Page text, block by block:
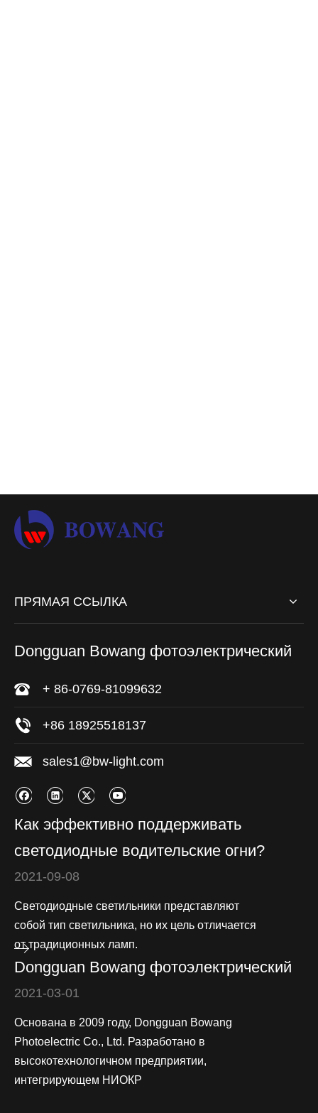
ПРЯМАЯ ССЫЛКА
Dongguan Bowang фотоэлектрический
+ 86-0769-81099632
+86 18925518137
sales1@bw-light.com
Как эффективно поддерживать
светодиодные водительские огни?
2021-09-08
Светодиодные светильники представляют
собой тип светильника, но их цель отличается
от традиционных ламп.
Dongguan Bowang фотоэлектрический
2021-03-01
Основана в 2009 году, Dongguan Bowang
Photoelectric Co., Ltd. Разработано в
высокотехнологичном предприятии,
интегрирующем НИОКР